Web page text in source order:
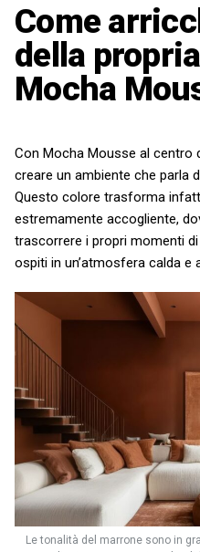
Come
della
Mocha
Con Mocha Mousse al centro
creare un ambiente che parla
Questo colore trasforma
estremamente accogliente,
trascorrere i propri momenti
ospiti in un’atmosfera calda e
Le tonalità del marrone sono in